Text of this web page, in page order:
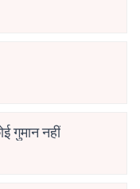
गुमान नहीं